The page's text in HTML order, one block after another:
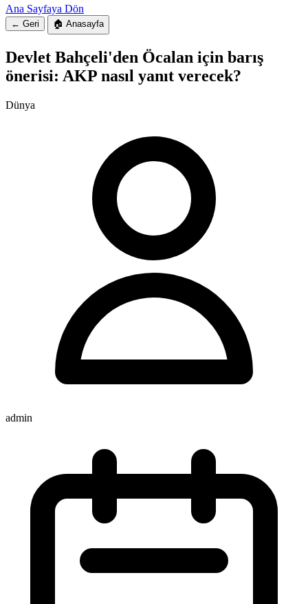
Ana Sayfaya Dön
← Geri 🏠 Anasayfa
Devlet Bahçeli'den Öcalan için barış
önerisi: AKP nasıl yanıt verecek?
Dünya
admin